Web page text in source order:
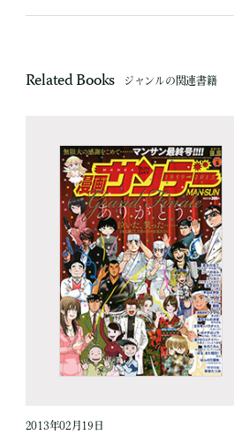
Related Books ジャンルの関連書籍
2013年02月19日